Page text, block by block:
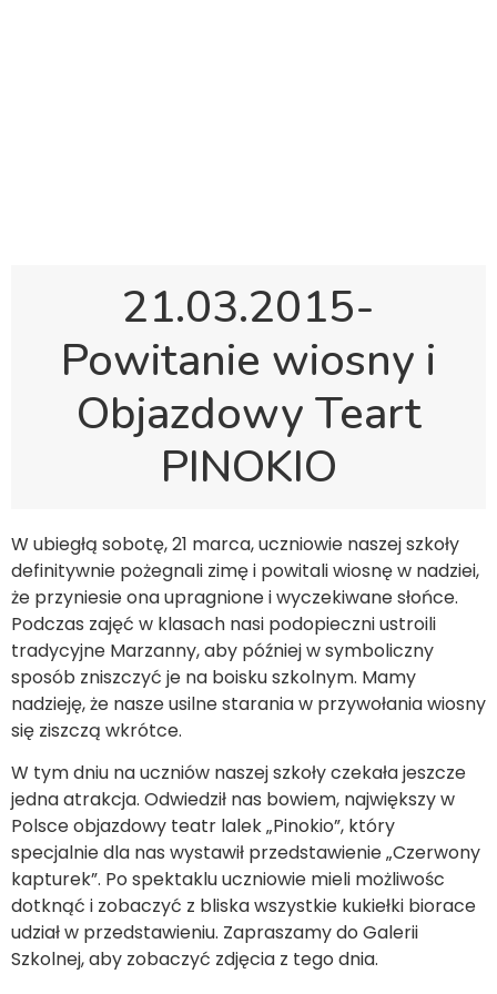
21.03.2015-
Powitanie wiosny i
Objazdowy Teart
PINOKIO
W ubiegłą sobotę, 21 marca, uczniowie naszej szkoły
definitywnie pożegnali zimę i powitali wiosnę w nadziei,
że przyniesie ona upragnione i wyczekiwane słońce.
Podczas zajęć w klasach nasi podopieczni ustroili
tradycyjne Marzanny, aby później w symboliczny
sposób zniszczyć je na boisku szkolnym. Mamy
nadzieję, że nasze usilne starania w przywołania wiosny
się ziszczą wkrótce.
W tym dniu na uczniów naszej szkoły czekała jeszcze
jedna atrakcja. Odwiedził nas bowiem, największy w
Polsce objazdowy teatr lalek „Pinokio”, który
specjalnie dla nas wystawił przedstawienie „Czerwony
kapturek”. Po spektaklu uczniowie mieli możliwośc
dotknąć i zobaczyć z bliska wszystkie kukiełki biorace
udział w przedstawieniu. Zapraszamy do Galerii
Szkolnej, aby zobaczyć zdjęcia z tego dnia.